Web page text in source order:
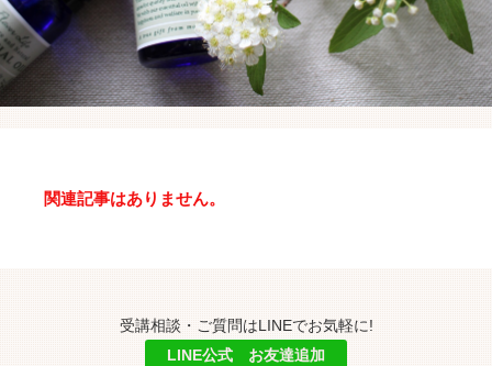
講座スケジュール
受講生の方へ
アクセス
関連記事はありません。
受講相談・ご質問はLINEでお気軽に!
LINE公式 お友達追加